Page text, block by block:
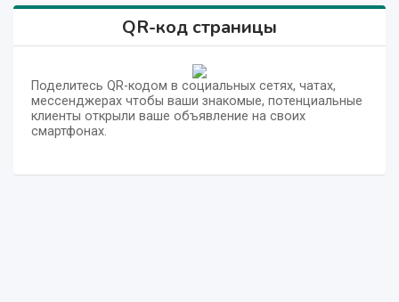
QR-код страницы
Поделитесь QR-кодом в социальных сетях, чатах,
мессенджерах чтобы ваши знакомые, потенциальные
клиенты открыли ваше объявление на своих
смартфонах.